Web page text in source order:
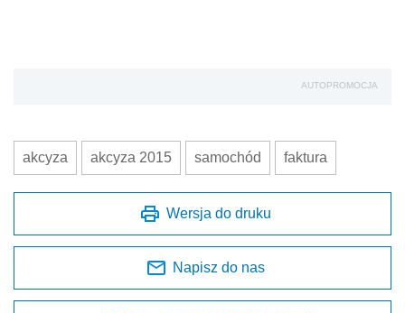
AUTOPROMOCJA
akcyza akcyza 2015 samochód faktura
Wersja do druku
Napisz do nas